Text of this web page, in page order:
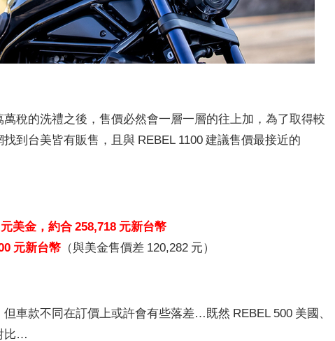
稅的洗禮之後，售價必然會一層一層的往上加，為了取得較
到台美皆有販售，且與 REBEL 1100 建議售價最接近的
美金，約合 258,718 元新台幣
元新台幣 （與美金售價差 120,282 元）
車款不同在訂價上或許會有些落差…既然 REBEL 500 美國、
比…